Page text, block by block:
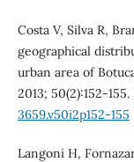
Costa V, Silva R,
geographical
urban area of
2013; 50(2):152-155.
3659.v50i2p152-155
Langoni H,